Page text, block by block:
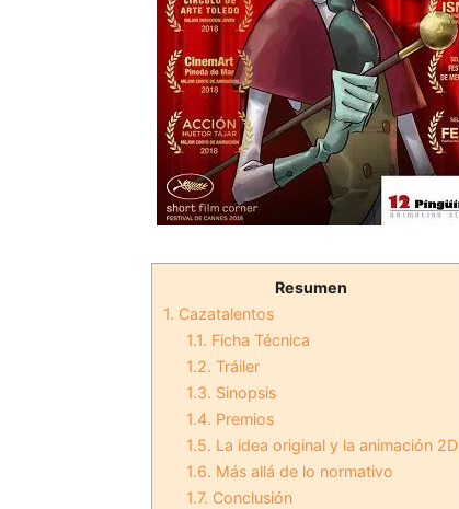
Resumen
1. Cazatalentos
1.1. Ficha Técnica
1.2. Tráiler
1.3. Sinopsis
1.4. Premios
1.5. La idea original y la animación 2D
1.6. Más allá de lo normativo
1.7. Conclusión